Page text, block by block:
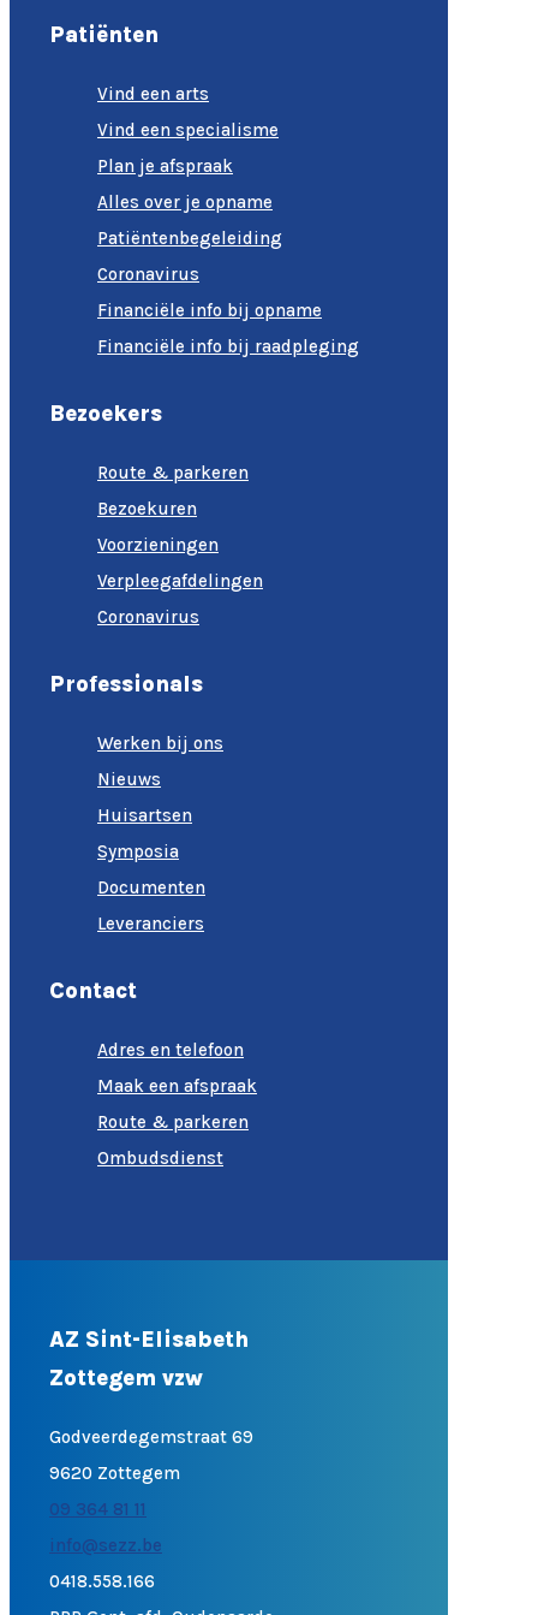
Patiënten
Vind een arts
Vind een specialisme
Plan je afspraak
Alles over je opname
Patiëntenbegeleiding
Coronavirus
Financiële info bij opname
Financiële info bij raadpleging
Bezoekers
Route & parkeren
Bezoekuren
Voorzieningen
Verpleegafdelingen
Coronavirus
Professionals
Werken bij ons
Nieuws
Huisartsen
Symposia
Documenten
Leveranciers
Contact
Adres en telefoon
Maak een afspraak
Route & parkeren
Ombudsdienst
AZ Sint-Elisabeth
Zottegem vzw
Godveerdegemstraat 69
9620 Zottegem
09 364 81 11
info@sezz.be
0418.558.166